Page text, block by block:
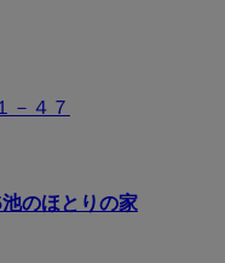
－４７
のほとりの家